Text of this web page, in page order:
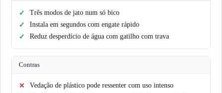
Três modos de jato num só bico
Instala em segundos com engate rápido
Reduz desperdício de água com gatilho com trava
Contras
Vedação de plástico pode ressenter com uso intenso